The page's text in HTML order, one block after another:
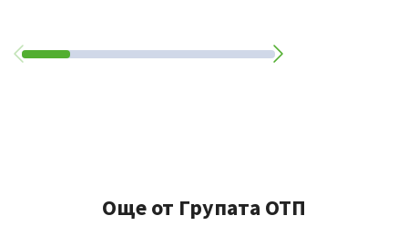
Още от Групата ОТП